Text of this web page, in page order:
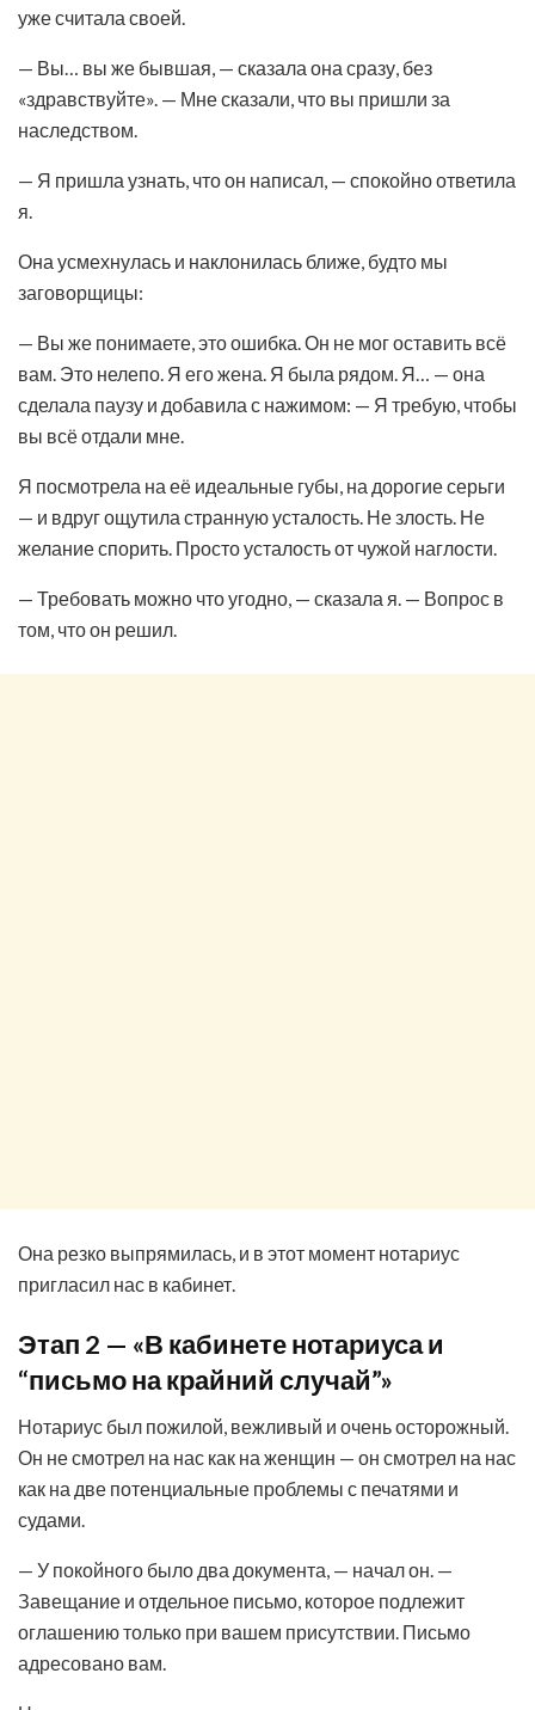
уже считала своей.
— Вы… вы же бывшая, — сказала она сразу, без
«здравствуйте». — Мне сказали, что вы пришли за
наследством.
— Я пришла узнать, что он написал, — спокойно ответила
я.
Она усмехнулась и наклонилась ближе, будто мы
заговорщицы:
— Вы же понимаете, это ошибка. Он не мог оставить всё
вам. Это нелепо. Я его жена. Я была рядом. Я… — она
сделала паузу и добавила с нажимом: — Я требую, чтобы
вы всё отдали мне.
Я посмотрела на её идеальные губы, на дорогие серьги
— и вдруг ощутила странную усталость. Не злость. Не
желание спорить. Просто усталость от чужой наглости.
— Требовать можно что угодно, — сказала я. — Вопрос в
том, что он решил.
Она резко выпрямилась, и в этот момент нотариус
пригласил нас в кабинет.
Этап 2 — «В кабинете нотариуса и
“письмо на крайний случай”»
Нотариус был пожилой, вежливый и очень осторожный.
Он не смотрел на нас как на женщин — он смотрел на нас
как на две потенциальные проблемы с печатями и
судами.
— У покойного было два документа, — начал он. —
Завещание и отдельное письмо, которое подлежит
оглашению только при вашем присутствии. Письмо
адресовано вам.